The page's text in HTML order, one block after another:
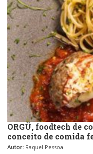
ORGÜ, foodtech de
conceito de comida
Autor: Raquel Pessoa